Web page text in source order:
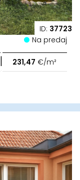
ID: 37723
Na predaj
| 231,47 €/m²